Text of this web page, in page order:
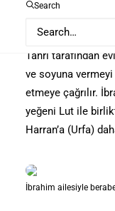
Search
Mezopotamya’da
Tanrı tarafından
ve soyuna
etmeye çağrılır.
yeğeni Lut ile
Harran’a (Urfa)
İbrahim ailesiyle